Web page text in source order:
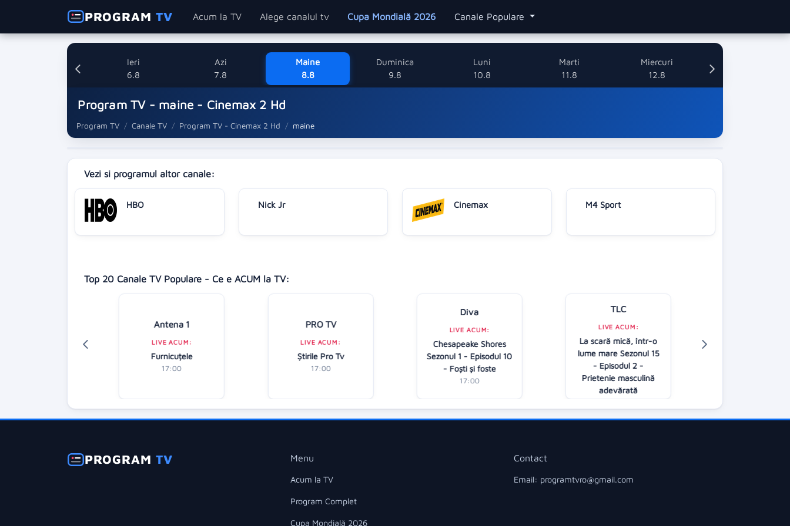
PROGRAMTV Acum la TV Alege canalul tv Cupa Mondială 2026 Canale Populare
Ieri
6.8
Azi
7.8
Maine
8.8
Duminica
9.8
Luni
10.8
Marti
11.8
Miercuri
12.8
Program TV - maine - Cinemax 2 Hd
Program TV Canale TV Program TV - Cinemax 2 Hd maine
Vezi si programul altor canale:
HBO Nick Jr Cinemax M4 Sport
Top 20 Canale TV Populare - Ce e ACUM la TV:
Antena 1
LIVE ACUM:
Furnicuțele
17:00
PRO TV
LIVE ACUM:
Ştirile Pro Tv
17:00
Diva
LIVE ACUM:
Chesapeake Shores
Sezonul 1 - Episodul 10
- Foști și foste
17:00
TLC
LIVE ACUM:
La scară mică, într-o
lume mare Sezonul 15
- Episodul 2 -
Prietenie masculină
adevărată
17:00
PROGRAMTV Menu
Acum la TV
Program Complet
Cupa Mondială 2026
Contact
Email: programtvro@gmail.com